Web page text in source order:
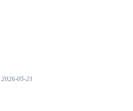
2026-05-21